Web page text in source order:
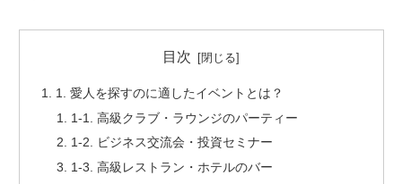
目次
1. 愛人を探すのに適したイベントとは？
1-1. 高級クラブ・ラウンジのパーティー
1-2. ビジネス交流会・投資セミナー
1-3. 高級レストラン・ホテルのバー